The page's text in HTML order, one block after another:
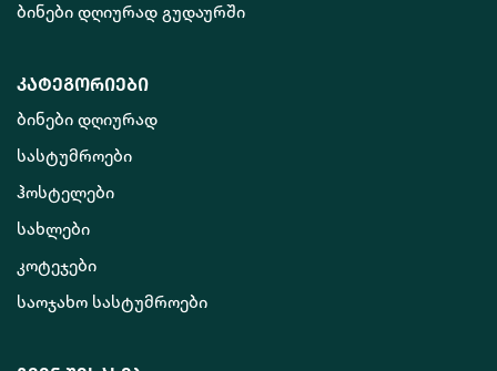
ბინები დღიურად გუდაურში
კატეგორიები
ბინები დღიურად
სასტუმროები
ჰოსტელები
სახლები
კოტეჯები
საოჯახო სასტუმროები